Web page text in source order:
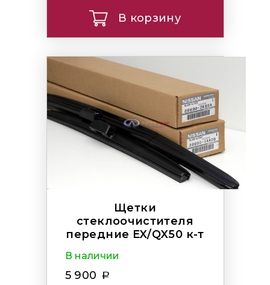
В корзину
Щетки
стеклоочистителя
передние EX/QX50 к-т
В наличии
5 900